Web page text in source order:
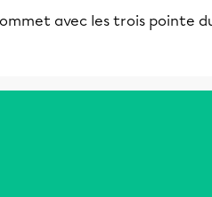
avec les trois pointe